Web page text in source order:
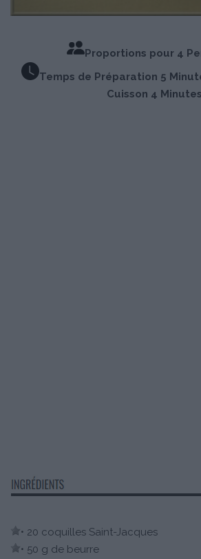
Proportions pour 4
Temps de Préparation 5
Cuisson 4 Minutes
• 20 coquilles Saint-Jacques
• 50 g de beurre